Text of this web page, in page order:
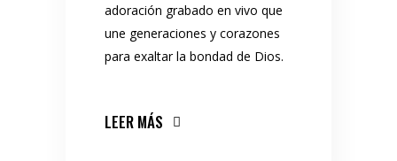
adoración grabado en vivo que
une generaciones y corazones
para exaltar la bondad de Dios.
LEER MÁS